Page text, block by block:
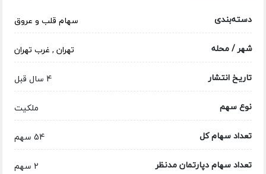
دسته‌بندی
سهام قلب و عروق
شهر / محله
تهران, غرب تهران
تاریخ انتشار
4 سال قبل
نوع سهم
ملکیت
تعداد سهام کل
54 سهم
تعداد سهام دپارتمان مدنظر
2 سهم